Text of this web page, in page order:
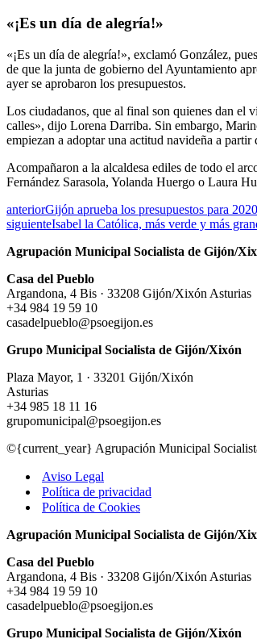
«¡Es un día de alegría!»
«¡Es un día de alegría!», exclamó González,
de que la junta de gobierno del Ayuntamiento
ayer se aprobaron los presupuestos.
Los ciudadanos, que al final son quienes dan el
calles», dijo Lorena Darriba. Sin embargo,
empiezan a adoptar una actitud navideña a
Acompañaron a la alcaldesa ediles de todo el
Fernández Sarasola, Yolanda Huergo o Laura
anteriorGijón aprueba los presupuestos para
siguienteIsabel la Católica, más verde y más
Agrupación Municipal Socialista de Gijón/
Casa del Pueblo
Argandona, 4 Bis · 33208 Gijón/Xixón Asturias
+34 984 19 59 10
casadelpueblo@psoegijon.es
Grupo Municipal Socialista de Gijón/Xixón
Plaza Mayor, 1 · 33201 Gijón/Xixón
Asturias
+34 985 18 11 16
grupomunicipal@psoegijon.es
©{current_year} Agrupación Municipal
Aviso Legal
Política de privacidad
Política de Cookies
Agrupación Municipal Socialista de Gijón/
Casa del Pueblo
Argandona, 4 Bis · 33208 Gijón/Xixón Asturias
+34 984 19 59 10
casadelpueblo@psoegijon.es
Grupo Municipal Socialista de Gijón/Xixón